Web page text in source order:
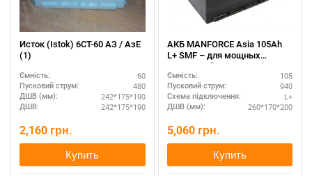
Исток (Istok) 6CТ-60 АЗ / АзЕ
(1)
Ємність: 60
Пусковий струм: 480
ДШВ (мм): 242*175*190
ДШВ: 242*175*190
2,160 грн.
Купить
АКБ MANFORCE Asia 105Ah
L+ SMF – для мощных
двигателей
Ємність: 105
Пусковий струм: 940
Схема підключення: L+
ДШВ (мм): 260*170*200
5,060 грн.
Купить